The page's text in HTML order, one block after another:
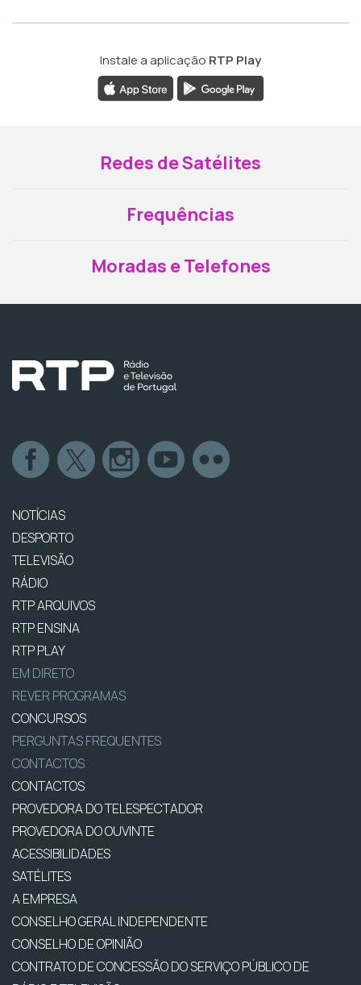
Instale a aplicação RTP Play
Redes de Satélites
Frequências
Moradas e Telefones
NOTÍCIAS
DESPORTO
TELEVISÃO
RÁDIO
RTP ARQUIVOS
RTP ENSINA
RTP PLAY
EM DIRETO
REVER PROGRAMAS
CONCURSOS
PERGUNTAS FREQUENTES
CONTACTOS
CONTACTOS
PROVEDORA DO TELESPECTADOR
PROVEDORA DO OUVINTE
ACESSIBILIDADES
SATÉLITES
A EMPRESA
CONSELHO GERAL INDEPENDENTE
CONSELHO DE OPINIÃO
CONTRATO DE CONCESSÃO DO SERVIÇO PÚBLICO DE